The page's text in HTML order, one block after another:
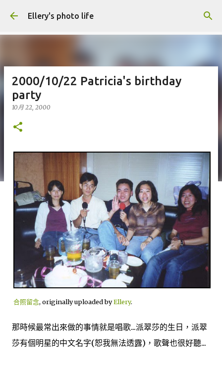
跳到主要內容
Ellery's photo life
2000/10/22 Patricia's birthday
party
10月 22, 2000
合照留念, originally uploaded byEllery.
那時候最常出來做的事情就是唱歌...派翠莎的生日，派翠
莎有個明星的中文名字(恕我無法透露)，歌聲也很好聽...